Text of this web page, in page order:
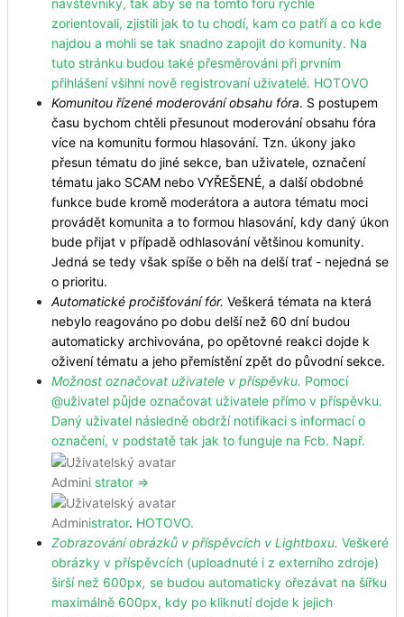
návštěvníky, tak aby se na tomto fóru rychle
zorientovali, zjistili jak to tu chodí, kam co patří a co kde
najdou a mohli se tak snadno zapojit do komunity. Na
tuto stránku budou také přesměrováni při prvním
přihlášení všihni nově registrovaní uživatelé. HOTOVO
Komunitou řízené moderování obsahu fóra. S postupem
času bychom chtěli přesunout moderování obsahu fóra
více na komunitu formou hlasování. Tzn. úkony jako
přesun tématu do jiné sekce, ban uživatele, označení
tématu jako SCAM nebo VYŘEŠENÉ, a další obdobné
funkce bude kromě moderátora a autora tématu moci
provádět komunita a to formou hlasování, kdy daný úkon
bude přijat v případě odhlasování většinou komunity.
Jedná se tedy však spíše o běh na delší trať - nejedná se
o prioritu.
Automatické pročišťování fór. Veškerá témata na která
nebylo reagováno po dobu delší než 60 dní budou
automaticky archivována, po opětovné reakci dojde k
oživení tématu a jeho přemístění zpět do původní sekce.
Možnost označovat uživatele v příspěvku. Pomocí
@uživatel půjde označovat uživatele přímo v příspěvku.
Daný uživatel následně obdrží notifikaci s informací o
označení, v podstatě tak jak to funguje na Fcb. Např.
Admini strator =>
Administrator. HOTOVO.
Zobrazování obrázků v příspěvcích v Lightboxu. Veškeré
obrázky v příspěvcích (uploadnuté i z externího zdroje)
širší než 600px, se budou automaticky ořezávat na šířku
maximálně 600px, kdy po kliknutí dojde k jejich